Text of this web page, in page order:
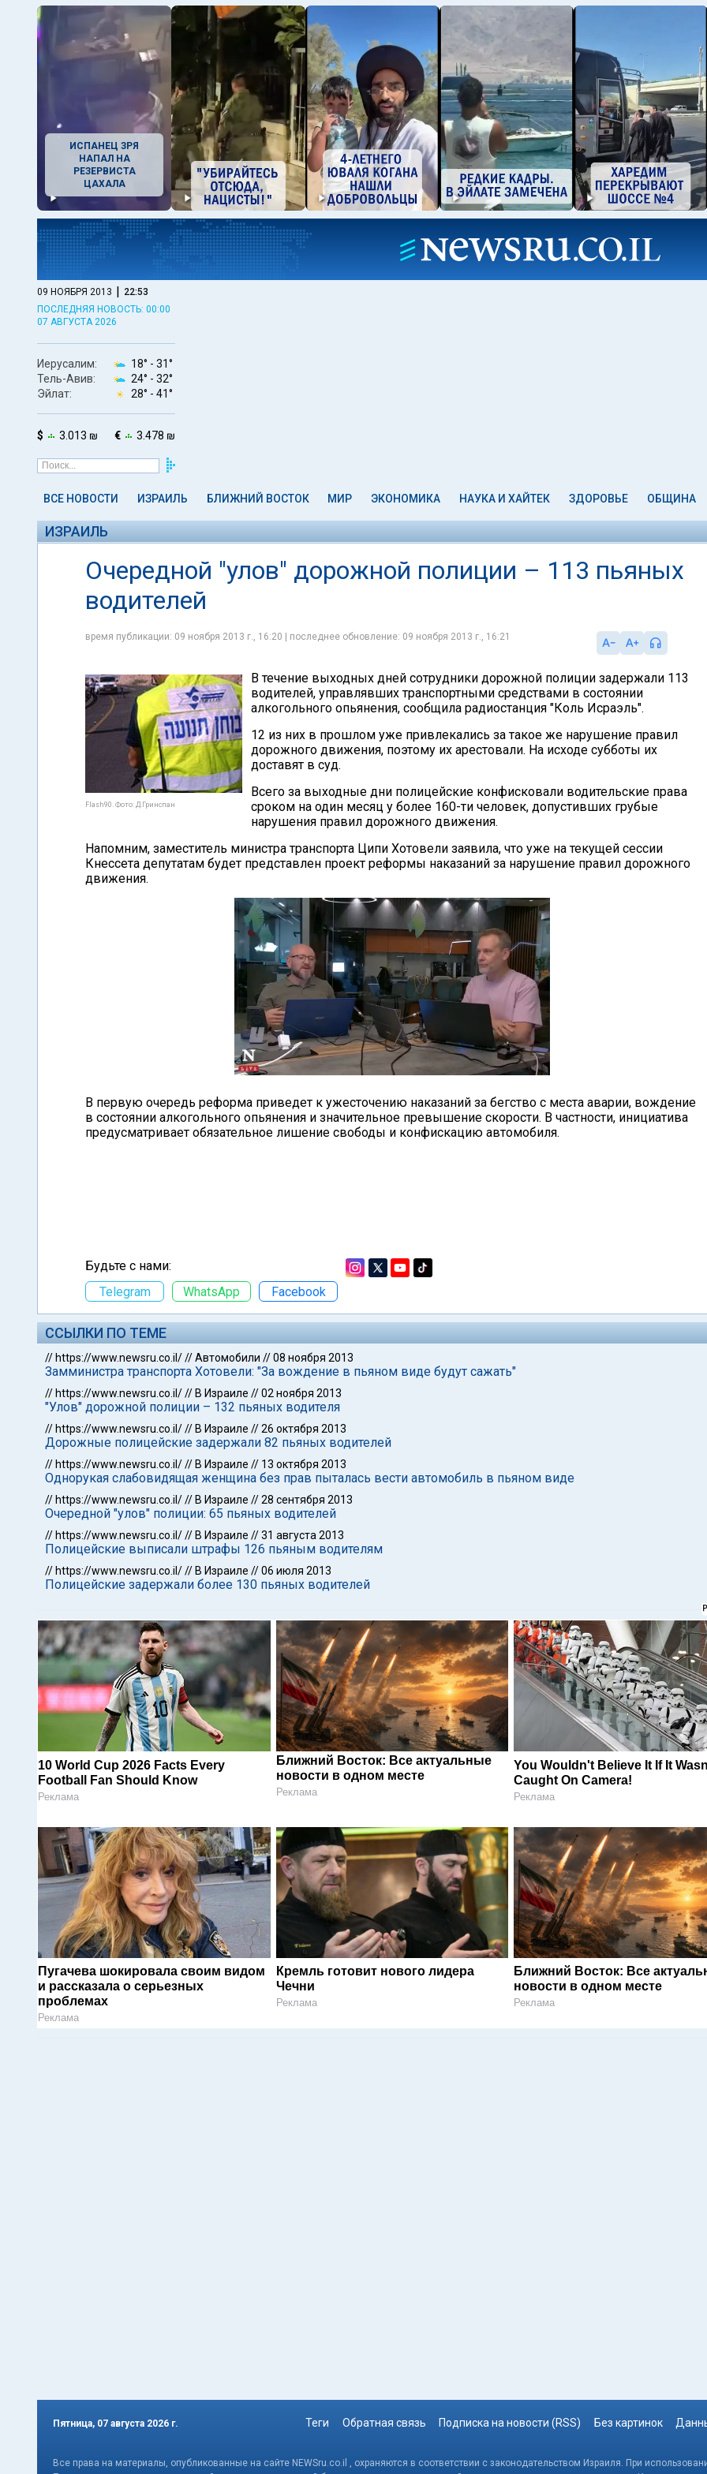
ИСПАНЕЦ ЗРЯ
НАПАЛ НА
РЕЗЕРВИСТА
ЦАХАЛА
09 НОЯБРЯ 2013 | 22:53
ПОСЛЕДНЯЯ НОВОСТЬ: 00:00
07 АВГУСТА 2026
Иерусалим: 18° - 31°
Тель-Авив:
24° - 32°
Эйлат:
28° - 41°
$ 3.013 ₪ € 3.478 ₪
ВСЕ НОВОСТИ ИЗРАИЛЬ БЛИЖНИЙ ВОСТОК МИР ЭКОНОМИКА НАУКА И ХАЙТЕК ЗДОРОВЬЕ ОБЩИНА
ИЗРАИЛЬ
Очередной "улов" дорожной полиции – 113 пьяных
водителей
время публикации: 09 ноября 2013 г., 16:20 | последнее обновление: 09 ноября 2013 г., 16:21
Flash90. Фото: Д.Гринспан
В течение выходных дней сотрудники дорожной полиции задержали 113
водителей, управлявших транспортными средствами в состоянии
алкогольного опьянения, сообщила радиостанция "Коль Исраэль".
12 из них в прошлом уже привлекались за такое же нарушение правил
дорожного движения, поэтому их арестовали. На исходе субботы их
доставят в суд.
Всего за выходные дни полицейские конфисковали водительские права
сроком на один месяц у более 160-ти человек, допустивших грубые
нарушения правил дорожного движения.
Напомним, заместитель министра транспорта Ципи Хотовели заявила, что уже на текущей сессии
Кнессета депутатам будет представлен проект реформы наказаний за нарушение правил дорожного
движения.
В первую очередь реформа приведет к ужесточению наказаний за бегство с места аварии, вождение
в состоянии алкогольного опьянения и значительное превышение скорости. В частности, инициатива
предусматривает обязательное лишение свободы и конфискацию автомобиля.
Будьте с нами:
Telegram
WhatsApp Facebook
ССЫЛКИ ПО ТЕМЕ
// https://www.newsru.co.il///Автомобили //08 ноября 2013
Замминистра транспорта Хотовели: "За вождение в пьяном виде будут сажать"
// https://www.newsru.co.il/// В Израиле //02 ноября 2013
"Улов" дорожной полиции – 132 пьяных водителя
// https://www.newsru.co.il/// В Израиле //26 октября 2013
Дорожные полицейские задержали 82 пьяных водителей
// https://www.newsru.co.il/// В Израиле // 13 октября 2013
Однорукая слабовидящая женщина без прав пыталась вести автомобиль в пьяном виде
// https://www.newsru.co.il/// В Израиле //28 сентября 2013
Очередной "улов" полиции: 65 пьяных водителей
// https://www.newsru.co.il/// В Израиле //31 августа 2013
Полицейские выписали штрафы 126 пьяным водителям
// https://www.newsru.co.il/// В Израиле //06 июля 2013
Полицейские задержали более 130 пьяных водителей
10 World Cup 2026 Facts Every
Football Fan Should Know
Реклама
Ближний Восток: Все актуальные
новости в одном месте
Реклама
You Wouldn't Believe It If It
Caught On Camera!
Реклама
Пугачева шокировала своим видом
и рассказала о серьезных
проблемах
Реклама
Кремль готовит нового лидера
Чечни
Реклама
Ближний Восток: Все
новости в одном месте
Реклама
Пятница, 07 августа 2026 г. Теги Обратная связь Подписка на новости (RSS) Без картинок
Все права на материалы, опубликованные на сайте NEWSru.co.il , охраняются в соответствии с законодательством Израиля. При